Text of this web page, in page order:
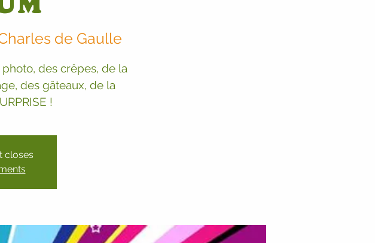
de Gaulle
des crêpes, de la
des gâteaux, de la
!
closes